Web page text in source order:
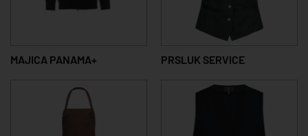
MAJICA PANAMA+ PRSLUK SERVICE